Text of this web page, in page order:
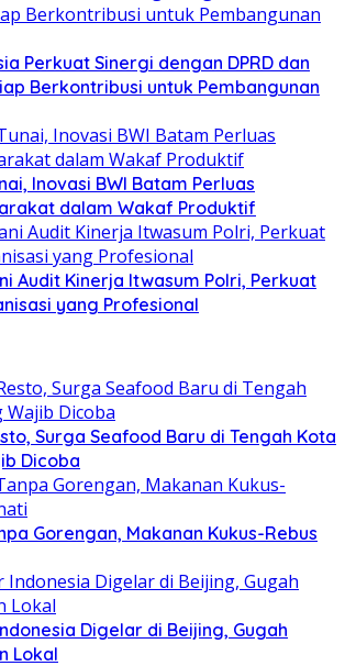
Perkuat Sinergi dengan DPRD dan
Berkontribusi untuk Pembangunan
Inovasi BWI Batam Perluas
dalam Wakaf Produktif
Audit Kinerja Itwasum Polri, Perkuat
yang Profesional
Surga Seafood Baru di Tengah Kota
Dicoba
Gorengan, Makanan Kukus-Rebus
Digelar di Beijing, Gugah
Lokal